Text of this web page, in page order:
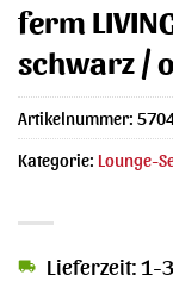
ferm
schwarz /
Lieferzeit: 1-
Artikelnummer:
Kategorie: Lounge-